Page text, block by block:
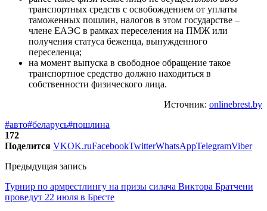
транспортных средств с освобождением от уплаты
таможенных пошлин, налогов в этом государстве –
члене ЕАЭС в рамках переселения на ПМЖ или
получения статуса беженца, вынужденного
переселенца;
на момент выпуска в свободное обращение такое
транспортное средство должно находиться в
собственности физического лица.
Источник: onlinebrest.by
#авто#беларусь#пошлина
172
Поделится VKOK.ruFacebookTwitterWhatsAppTelegramViber
Предыдущая запись
Турнир по армрестлингу на призы силача Виктора Братчени
проведут 22 июля в Бресте